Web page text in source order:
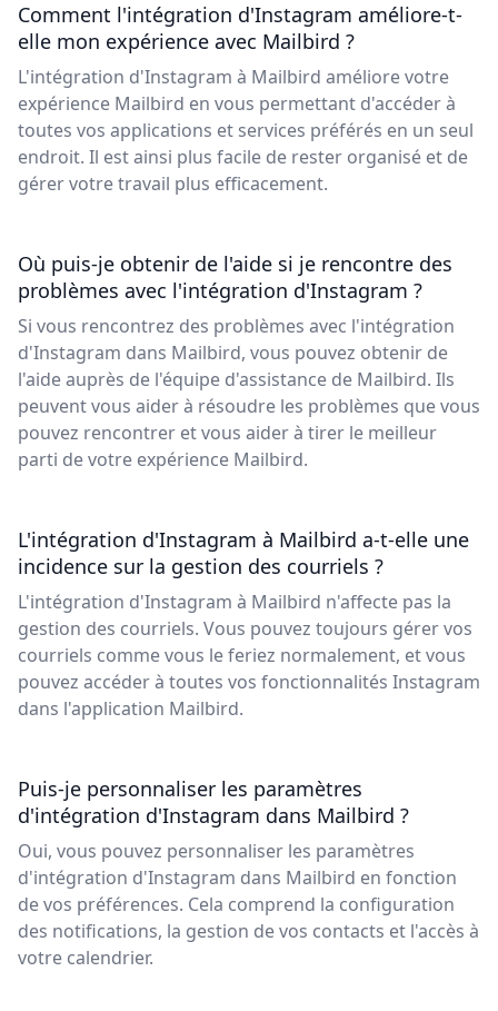
Comment l'intégration d'Instagram améliore-t-
elle mon expérience avec Mailbird ?
L'intégration d'Instagram à Mailbird améliore votre
expérience Mailbird en vous permettant d'accéder à
toutes vos applications et services préférés en un seul
endroit. Il est ainsi plus facile de rester organisé et de
gérer votre travail plus efficacement.
Où puis-je obtenir de l'aide si je rencontre des
problèmes avec l'intégration d'Instagram ?
Si vous rencontrez des problèmes avec l'intégration
d'Instagram dans Mailbird, vous pouvez obtenir de
l'aide auprès de l'équipe d'assistance de Mailbird. Ils
peuvent vous aider à résoudre les problèmes que vous
pouvez rencontrer et vous aider à tirer le meilleur
parti de votre expérience Mailbird.
L'intégration d'Instagram à Mailbird a-t-elle une
incidence sur la gestion des courriels ?
L'intégration d'Instagram à Mailbird n'affecte pas la
gestion des courriels. Vous pouvez toujours gérer vos
courriels comme vous le feriez normalement, et vous
pouvez accéder à toutes vos fonctionnalités Instagram
dans l'application Mailbird.
Puis-je personnaliser les paramètres
d'intégration d'Instagram dans Mailbird ?
Oui, vous pouvez personnaliser les paramètres
d'intégration d'Instagram dans Mailbird en fonction
de vos préférences. Cela comprend la configuration
des notifications, la gestion de vos contacts et l'accès à
votre calendrier.